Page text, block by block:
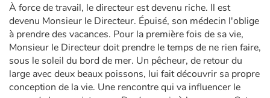
Autour du monde
Apprentissage
Art, espace, activité
À force de travail, le directeur est devenu riche. Il est
devenu Monsieur le Directeur. Épuisé, son médecin l'oblige
à prendre des vacances. Pour la première fois de sa vie,
Monsieur le Directeur doit prendre le temps de ne rien faire,
sous le soleil du bord de mer. Un pêcheur, de retour du
large avec deux beaux poissons, lui fait découvrir sa propre
conception de la vie. Une rencontre qui va influencer le